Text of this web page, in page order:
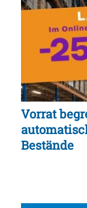
Vorrat
Bestände